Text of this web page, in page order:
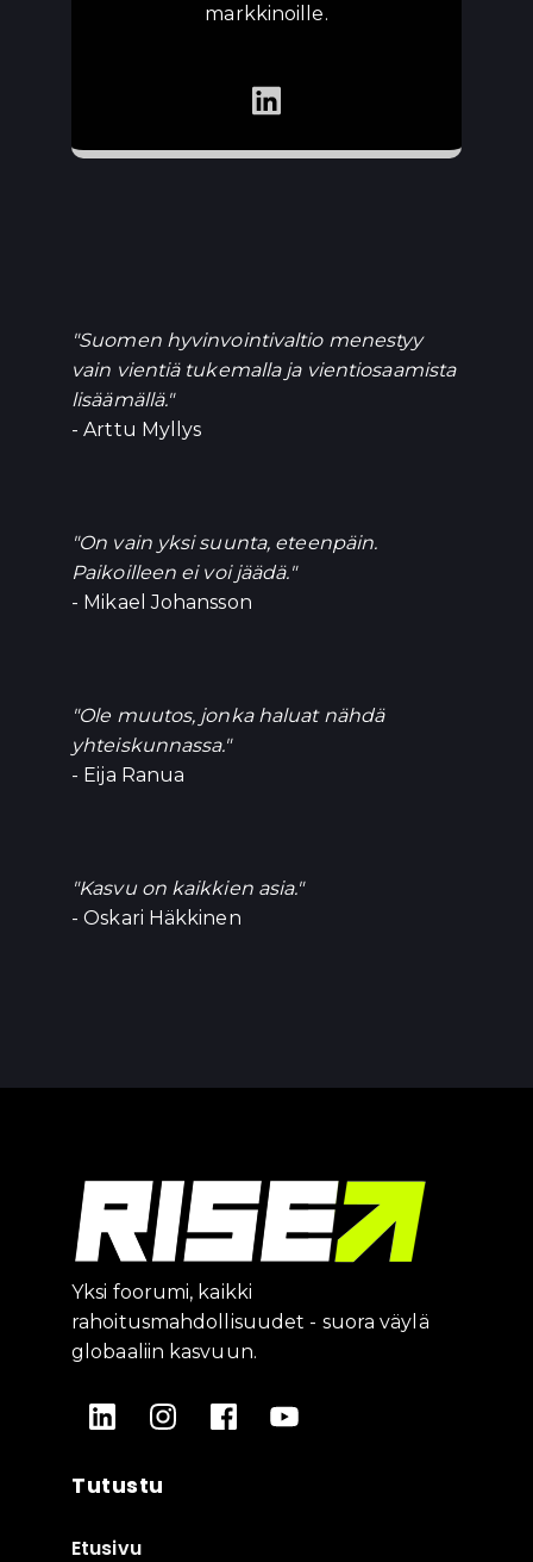
markkinoille.
"Suomen hyvinvointivaltio menestyy
vain vientiä tukemalla ja vientiosaamista
lisäämällä."
- Arttu Myllys
"On vain yksi suunta, eteenpäin.
Paikoilleen ei voi jäädä."
- Mikael Johansson
"Ole muutos, jonka haluat nähdä
yhteiskunnassa."
- Eija Ranua
"Kasvu on kaikkien asia."
- Oskari Häkkinen
Yksi foorumi, kaikki
rahoitusmahdollisuudet - suora väylä
globaaliin kasvuun.
Tutustu
Etusivu